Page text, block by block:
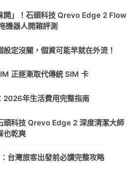
開」！石頭科技 Qrevo Edge 2 Flow
機器人開箱評測
定沒關，個資可能早就在外流！
正逐漸取代傳統 SIM 卡
2026年生活費用完整指南
頭科技 Qrevo Edge 2 深度清潔大師
也乾爽
台灣旅客出發前必讀完整攻略